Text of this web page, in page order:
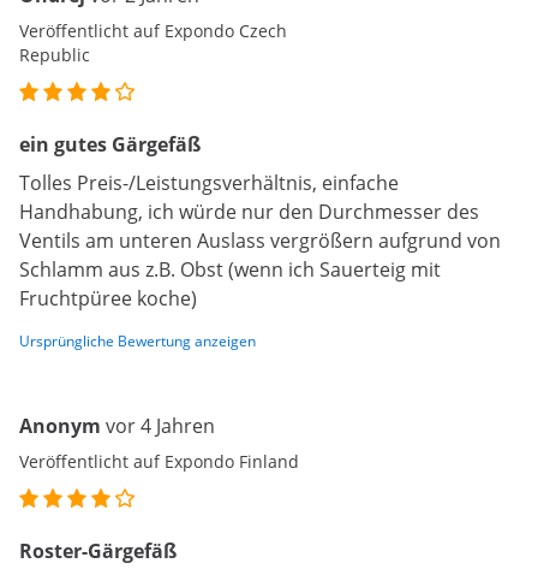
Veröffentlicht auf Expondo Czech
Republic
ein gutes Gärgefäß
Tolles Preis-/Leistungsverhältnis, einfache
Handhabung, ich würde nur den Durchmesser des
Ventils am unteren Auslass vergrößern aufgrund von
Schlamm aus z.B. Obst (wenn ich Sauerteig mit
Fruchtpüree koche)
Ursprüngliche Bewertung anzeigen
Anonym vor 4 Jahren
Veröffentlicht auf Expondo Finland
Roster-Gärgefäß